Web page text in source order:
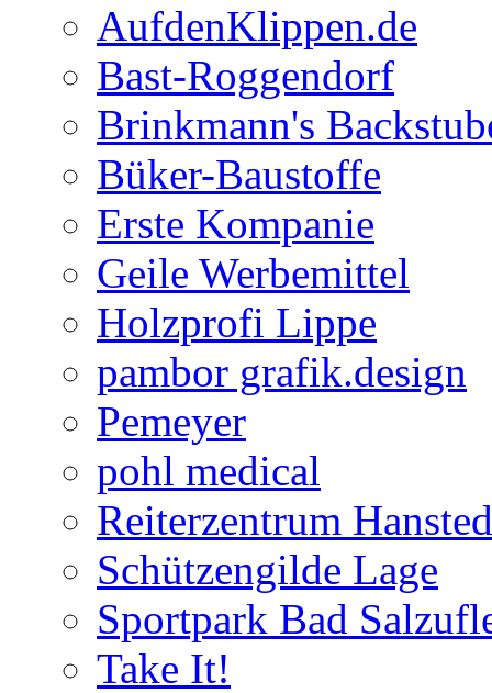
AufdenKlippen.de
Bast-Roggendorf
Brinkmann's
Büker-Baustoffe
Erste Kompanie
Geile Werbemittel
Holzprofi Lippe
pambor grafik.design
Pemeyer
pohl medical
Reiterzentrum
Schützengilde Lage
Sportpark Bad
Take It!